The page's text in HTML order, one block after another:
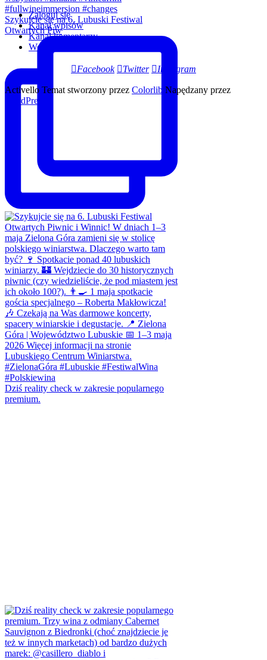
Szykujcie się na 6. Lubuski Festiwal
Otwartych Piw
Dziś reality check w zakresie popularnego
premium.
Zaloguj się
Kanał wpisów
Kanał komentarzy
WordPress.org
Facebook Twitter Instagram
Activello Temat stworzony przez Colorlib Napędzany przez
WordPress